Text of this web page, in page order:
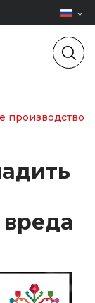
производство